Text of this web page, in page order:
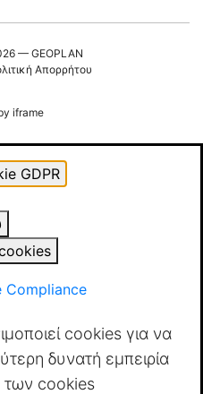
— GEOPLAN
Απορρήτου
iframe
GDPR
Compliance
cookies για να
δυνατή εμπειρία
των cookies